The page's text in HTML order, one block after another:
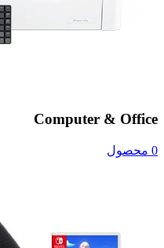
Computer & Office
0 محصول